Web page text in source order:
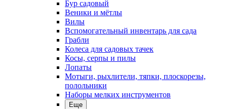
Бур садовый
Веники и мётлы
Вилы
Вспомогательный инвентарь для сада
Грабли
Колеса для садовых тачек
Косы, серпы и пилы
Лопаты
Мотыги, рыхлители, тяпки, плоскорезы,
полольники
Наборы мелких инструментов
Еще